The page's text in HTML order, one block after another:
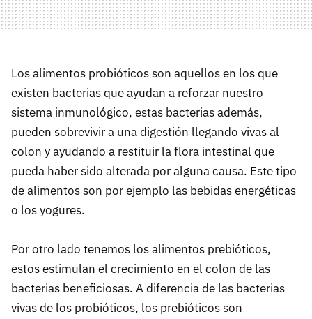
Los alimentos probióticos son aquellos en los que
existen bacterias que ayudan a reforzar nuestro
sistema inmunológico, estas bacterias además,
pueden sobrevivir a una digestión llegando vivas al
colon y ayudando a restituir la flora intestinal que
pueda haber sido alterada por alguna causa. Este tipo
de alimentos son por ejemplo las bebidas energéticas
o los yogures.
Por otro lado tenemos los alimentos prebióticos,
estos estimulan el crecimiento en el colon de las
bacterias beneficiosas. A diferencia de las bacterias
vivas de los probióticos, los prebióticos son